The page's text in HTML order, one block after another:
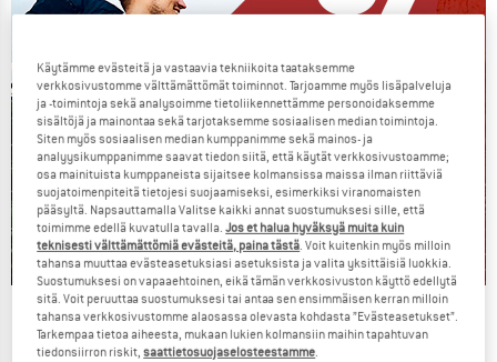
Our summer sale enters its next
phase
Käytämme evästeitä ja vastaavia tekniikoita taataksemme
verkkosivustomme välttämättömät toiminnot. Tarjoamme myös lisäpalveluja
ja -toimintoja sekä analysoimme tietoliikennettämme personoidaksemme
sisältöjä ja mainontaa sekä tarjotaksemme sosiaalisen median toimintoja.
Siten myös sosiaalisen median kumppanimme sekä mainos- ja
analyysikumppanimme saavat tiedon siitä, että käytät verkkosivustoamme;
osa mainituista kumppaneista sijaitsee kolmansissa maissa ilman riittäviä
suojatoimenpiteitä tietojesi suojaamiseksi, esimerkiksi viranomaisten
pääsyltä. Napsauttamalla Valitse kaikki annat suostumuksesi sille, että
toimimme edellä kuvatulla tavalla.Jos et halua hyväksyä muita kuin
teknisesti välttämättömiä evästeitä, paina tästä. Voit kuitenkin myös milloin
tahansa muuttaa evästeasetuksiasi asetuksista ja valita yksittäisiä luokkia.
Suostumuksesi on vapaaehtoinen, eikä tämän verkkosivuston käyttö edellytä
sitä. Voit peruuttaa suostumuksesi tai antaa sen ensimmäisen kerran milloin
tahansa verkkosivustomme alaosassa olevasta kohdasta ”Evästeasetukset”.
Tarkempaa tietoa aiheesta, mukaan lukien kolmansiin maihin tapahtuvan
tiedonsiirron riskit,saattietosuojaselosteestamme.